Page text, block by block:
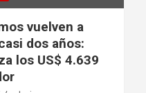
vuelven a
dos años:
los US$ 4.639